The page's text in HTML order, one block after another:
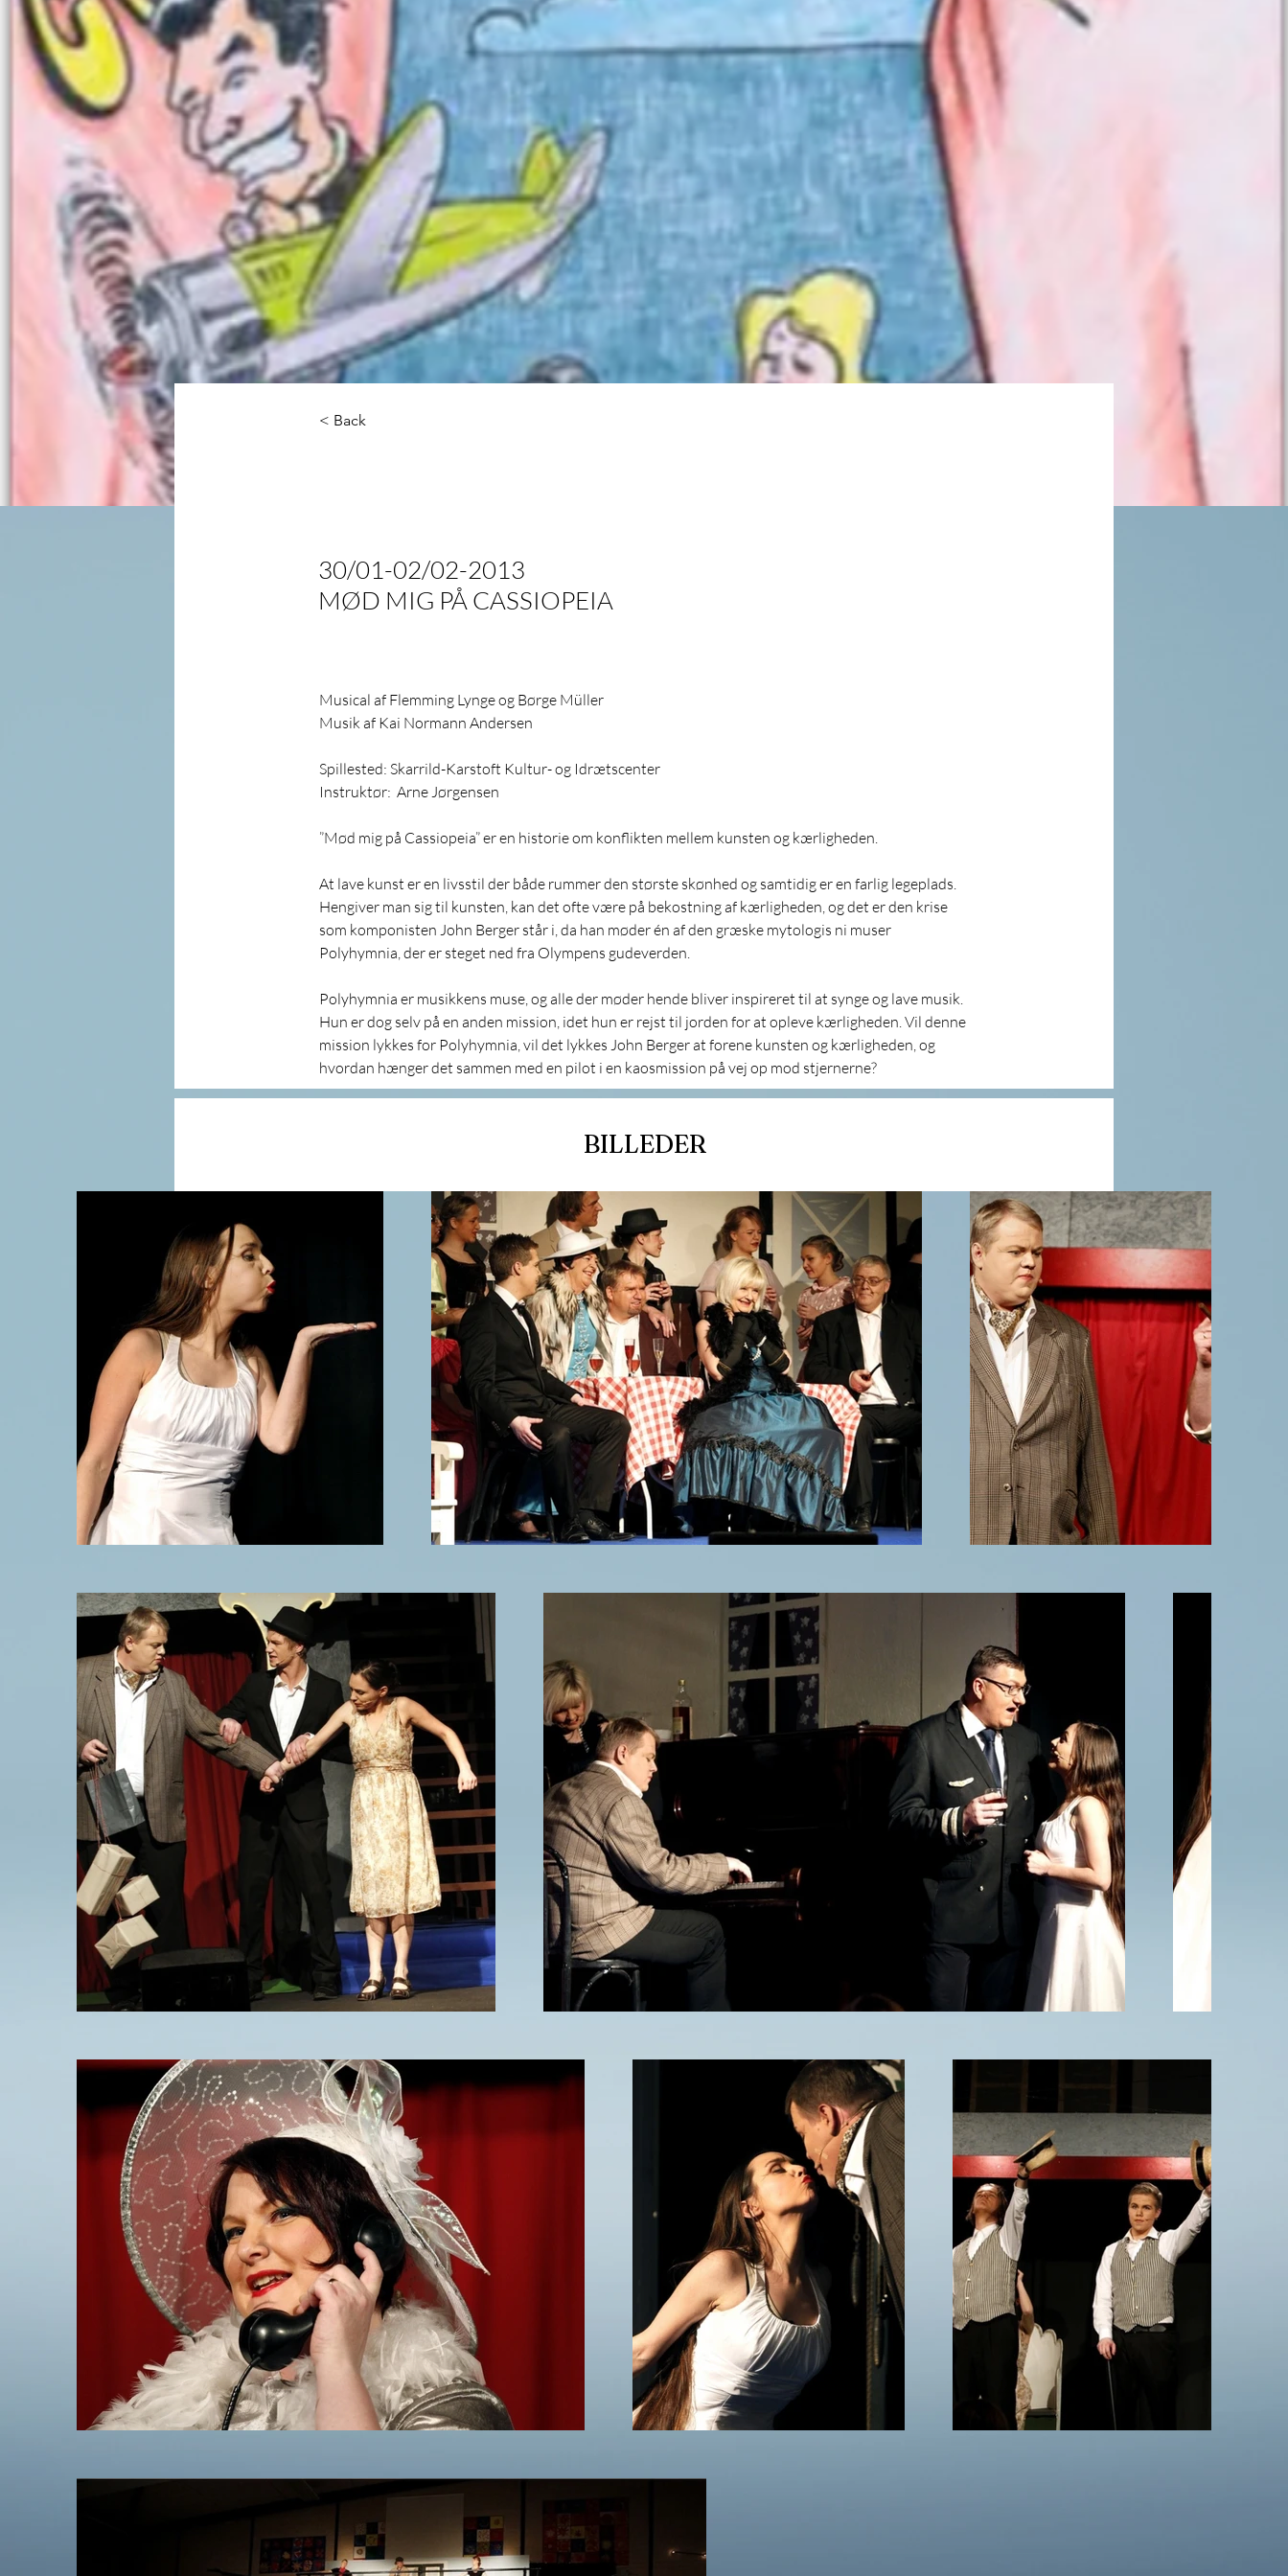
< Back
30/01-02/02-2013
MØD MIG PÅ CASSIOPEIA
Musical af Flemming Lynge og Børge Müller
Musik af Kai Normann Andersen
Spillested: Skarrild-Karstoft Kultur- og Idrætscenter
Instruktør:  Arne Jørgensen
”Mød mig på Cassiopeia” er en historie om konflikten mellem kunsten og kærligheden.
At lave kunst er en livsstil der både rummer den største skønhed og samtidig er en farlig legeplads.
Hengiver man sig til kunsten, kan det ofte være på bekostning af kærligheden, og det er den krise
som komponisten John Berger står i, da han møder én af den græske mytologis ni muser
Polyhymnia, der er steget ned fra Olympens gudeverden.
Polyhymnia er musikkens muse, og alle der møder hende bliver inspireret til at synge og lave musik.
Hun er dog selv på en anden mission, idet hun er rejst til jorden for at opleve kærligheden. Vil denne
mission lykkes for Polyhymnia, vil det lykkes John Berger at forene kunsten og kærligheden, og
hvordan hænger det sammen med en pilot i en kaosmission på vej op mod stjernerne?
BILLEDER